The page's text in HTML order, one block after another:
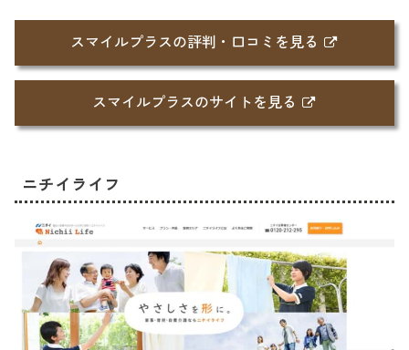
スマイルプラスの評判・口コミを見る
スマイルプラスのサイトを見る
ニチイライフ